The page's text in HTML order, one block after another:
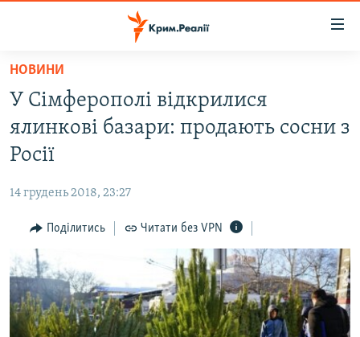
Перейти
основного
матеріалу
Перейти
до
основної
навігації
Перейти
пошуку
НОВИНИ
ВОДА.КРИМ
ВІДЕО ТА ФОТО
БЛОГИ
ПОГЛЯД
ІНТЕРВ'Ю
ВСЕ ЗА ДЕНЬ
СПЕЦПРОЕКТИ
НОВИНИ
У Сімферополі відкрилися
ялинкові базари: продають сосни з
Росії
14 грудень 2018, 23:27
Поділитись Читати без VPN